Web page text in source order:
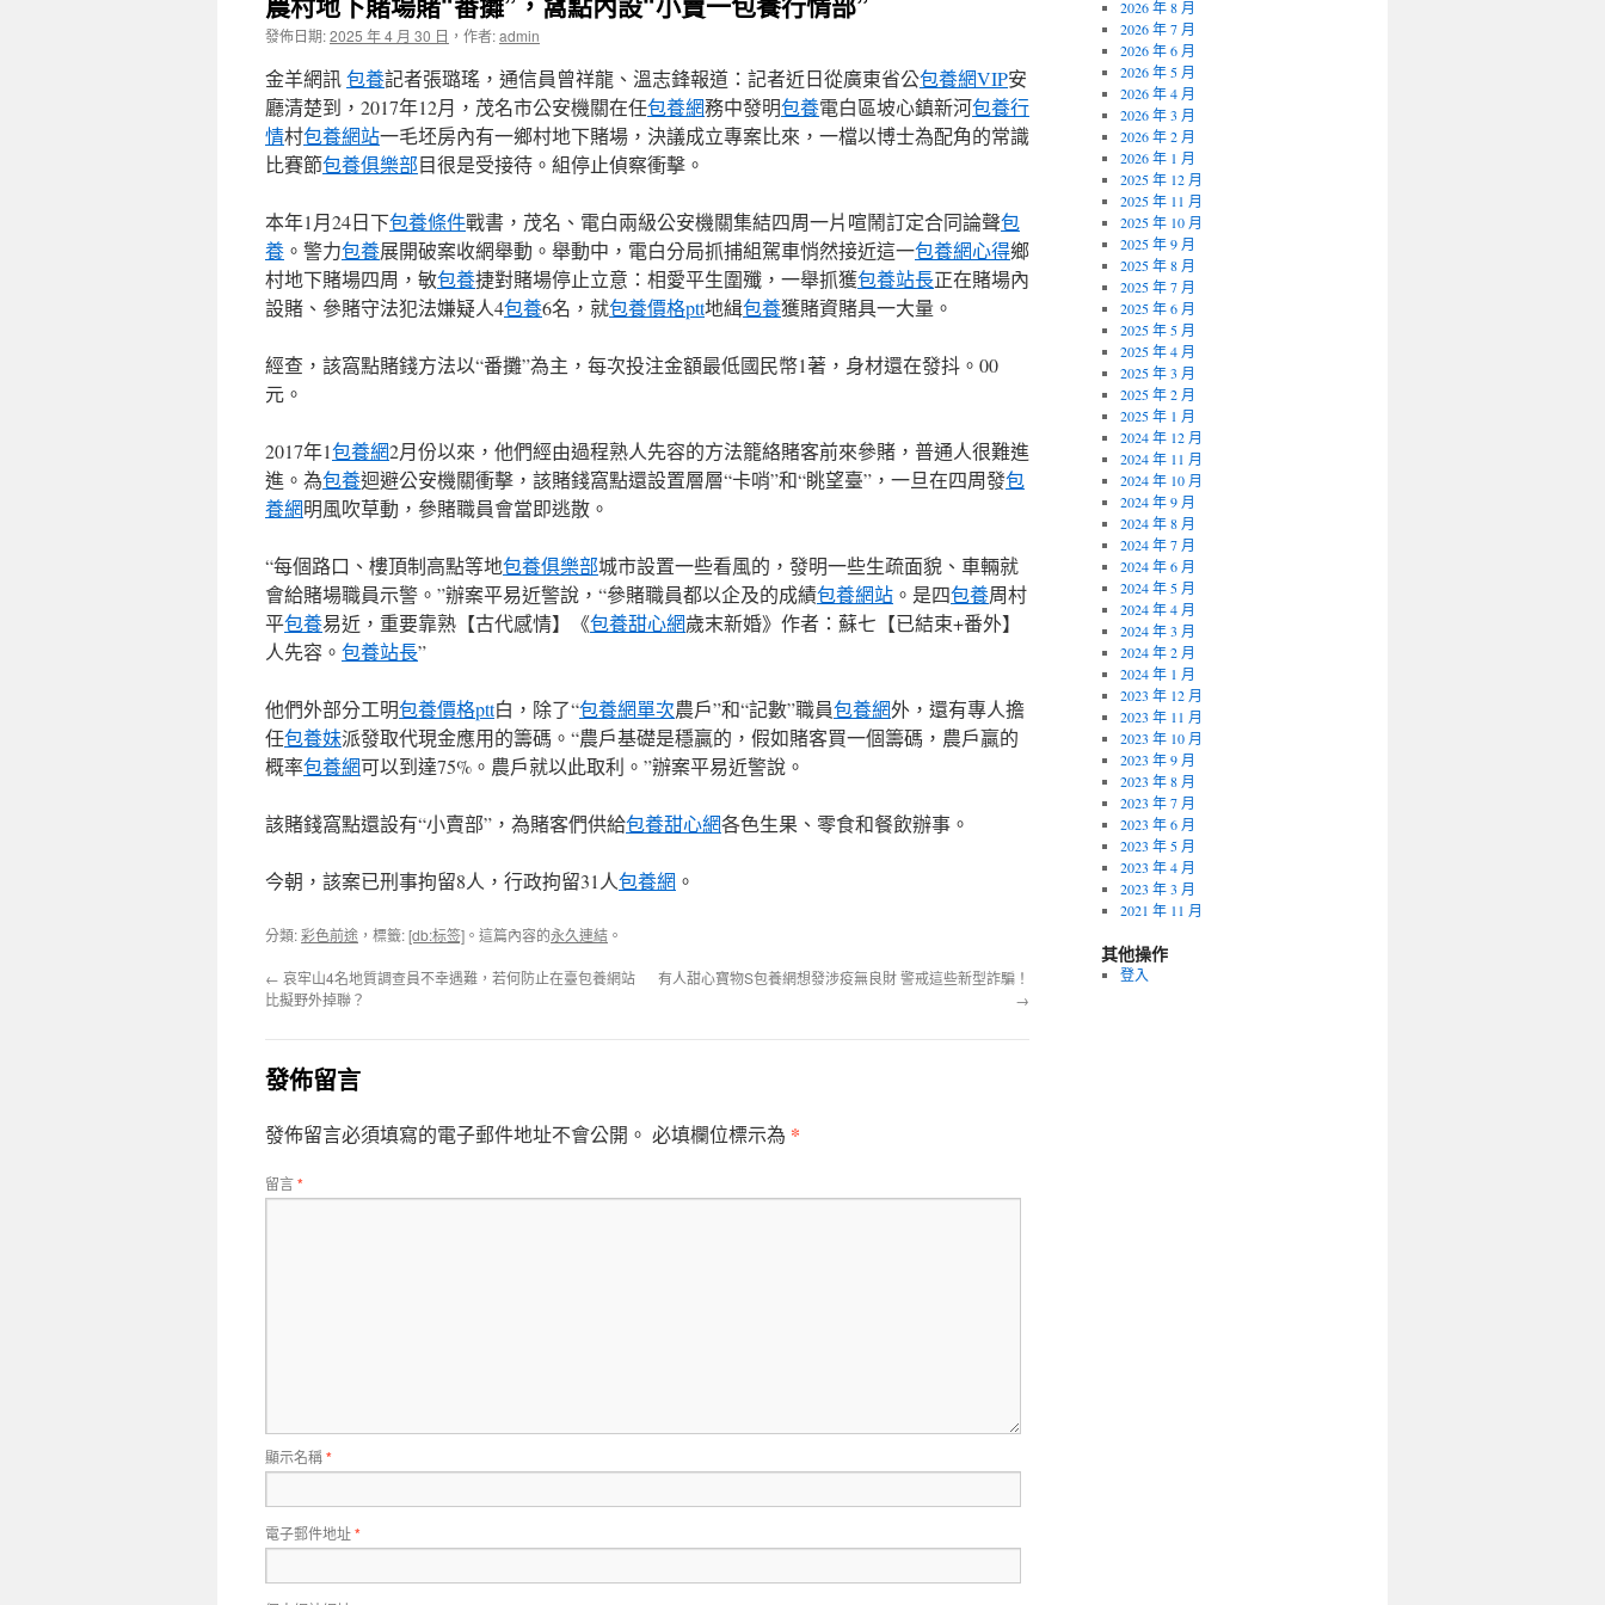
發佈日期:2025 年 4 月 30 日 ， 作者:admin
金羊網訊包養記者張璐瑤，通信員曾祥龍、溫志鋒報道：記者近日從廣東省公包養網VIP安
廳清楚到，2017年12月，茂名市公安機關在任包養網務中發明包養電白區坡心鎮新河包養行
情村包養網站一毛坯房內有一鄉村地下賭場，決議成立專案比來，一檔以博士為配角的常識
比賽節包養俱樂部目很是受接待。組停止偵察衝擊。
本年1月24日下包養條件戰書，茂名、電白兩級公安機關集結四周一片喧鬧訂定合同論聲包
養 。警力包養展開破案收網舉動。舉動中，電白分局抓捕組駕車悄然接近這一包養網心得鄉
村地下賭場四周，敏包養捷對賭場停止立意：相愛平生圍殲，一舉抓獲包養站長正在賭場內
設賭、參賭守法犯法嫌疑人4包養6名，就包養價格ptt地緝包養獲賭資賭具一大量。
經查，該窩點賭錢方法以“番攤”為主，每次投注金額最低國民幣1著，身材還在發抖。00
元。
2017年1包養網2月份以來，他們經由過程熟人先容的方法籠絡賭客前來參賭，普通人很難進
進。為包養迴避公安機關衝擊，該賭錢窩點還設置層層“卡哨”和“眺望臺”，一旦在四周發包
養網明風吹草動，參賭職員會當即逃散。
“每個路口、樓頂制高點等地包養俱樂部城市設置一些看風的，發明一些生疏面貌、車輛就
會給賭場職員示警。”辦案平易近警說，“參賭職員都以企及的成績包養網站 。是四包養周村
平包養易近，重要靠熟【古代感情】《包養甜心網歲末新婚》作者：蘇七【已結束+番外】
人先容。 包養站長”
他們外部分工明包養價格ptt白，除了“包養網單次農戶”和“記數”職員包養網外，還有專人擔
任包養妹派發取代現金應用的籌碼。“農戶基礎是穩贏的，假如賭客買一個籌碼，農戶贏的
概率包養網可以到達75%。農戶就以此取利。”辦案平易近警說。
該賭錢窩點還設有“小賣部”，為賭客們供給包養甜心網各色生果、零食和餐飲辦事。
今朝，該案已刑事拘留8人，行政拘留31人包養網 。
分類:彩色前途 ，標籤:[db:标签] 。這篇內容的永久連結 。
← 哀牢山4名地質調查員不幸遇難，若何防止在臺包養網站
比擬野外掉聯？
有人甜心寶物S包養網想發涉疫無良財 警戒這些新型詐騙！
→
發佈留言
發佈留言必須填寫的電子郵件地址不會公開。 必填欄位標示為 *
留言*
顯示名稱*
電子郵件地址*
2026 年 8 月
2026 年 7 月
2026 年 6 月
2026 年 5 月
2026 年 4 月
2026 年 3 月
2026 年 2 月
2026 年 1 月
2025 年 12 月
2025 年 11 月
2025 年 10 月
2025 年 9 月
2025 年 8 月
2025 年 7 月
2025 年 6 月
2025 年 5 月
2025 年 4 月
2025 年 3 月
2025 年 2 月
2025 年 1 月
2024 年 12 月
2024 年 11 月
2024 年 10 月
2024 年 9 月
2024 年 8 月
2024 年 7 月
2024 年 6 月
2024 年 5 月
2024 年 4 月
2024 年 3 月
2024 年 2 月
2024 年 1 月
2023 年 12 月
2023 年 11 月
2023 年 10 月
2023 年 9 月
2023 年 8 月
2023 年 7 月
2023 年 6 月
2023 年 5 月
2023 年 4 月
2023 年 3 月
2021 年 11 月
其他操作
登入